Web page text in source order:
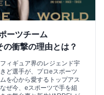
ーツチーム
の衝撃の理由とは？
ィギュア界のレジェンド宇
ど選手が、プロeスポーツ
を心から愛するトップアス
ぜ今、eスポーツで手を組